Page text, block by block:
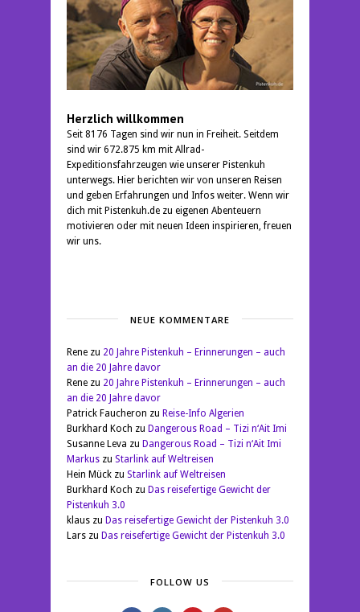
Herzlich willkommen
Seit 8176 Tagen sind wir nun in Freiheit. Seitdem
sind wir 672.875 km mit Allrad-
Expeditionsfahrzeugen wie unserer Pistenkuh
unterwegs. Hier berichten wir von unseren Reisen
und geben Erfahrungen und Infos weiter. Wenn wir
dich mit Pistenkuh.de zu eigenen Abenteuern
motivieren oder mit neuen Ideen inspirieren, freuen
wir uns.
NEUE KOMMENTARE
Renezu 20 Jahre Pistenkuh – Erinnerungen – auch
an die 20 Jahre davor
Renezu 20 Jahre Pistenkuh – Erinnerungen – auch
an die 20 Jahre davor
Patrick Faucheron zu Reise-Info Algerien
Burkhard Koch zu Dangerous Road – Tizi n‘Ait Imi
Susanne Leva zu Dangerous Road – Tizi n‘Ait Imi
Markuszu Starlink auf Weltreisen
Hein Mückzu Starlink auf Weltreisen
Burkhard Koch zu Das reisefertige Gewicht der
Pistenkuh 3.0
klauszu Das reisefertige Gewicht der Pistenkuh 3.0
Larszu Das reisefertige Gewicht der Pistenkuh 3.0
FOLLOW US